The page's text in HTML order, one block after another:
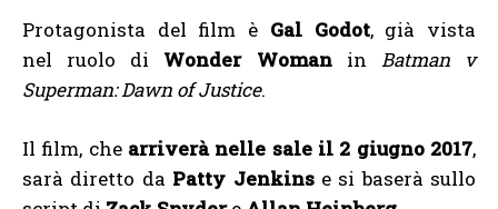
Protagonista del film è Gal Godot, già vista
nel ruolo di Wonder Womanin Batman v
Superman: Dawn of Justice.
Il film, che arriverà nelle sale il 2 giugno 2017,
sarà diretto da Patty Jenkinse si baserà sullo